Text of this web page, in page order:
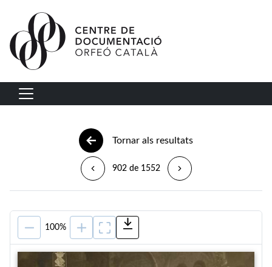
Vés al contingut
Navegació principal
Tornar als resultats
902 de 1552
100%